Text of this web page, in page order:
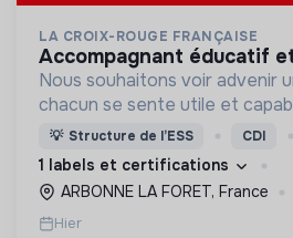
LA CROIX-ROUGE FRANÇAISE
accompagnant éducatif
Nous souhaitons voir advenir
chacun se sente utile et
nous proposons des moyens
d’engagement innovants et
💡 Structure de l’ESS CDI
1 labels et certifications
ARBONNE LA FORET, France
Hier